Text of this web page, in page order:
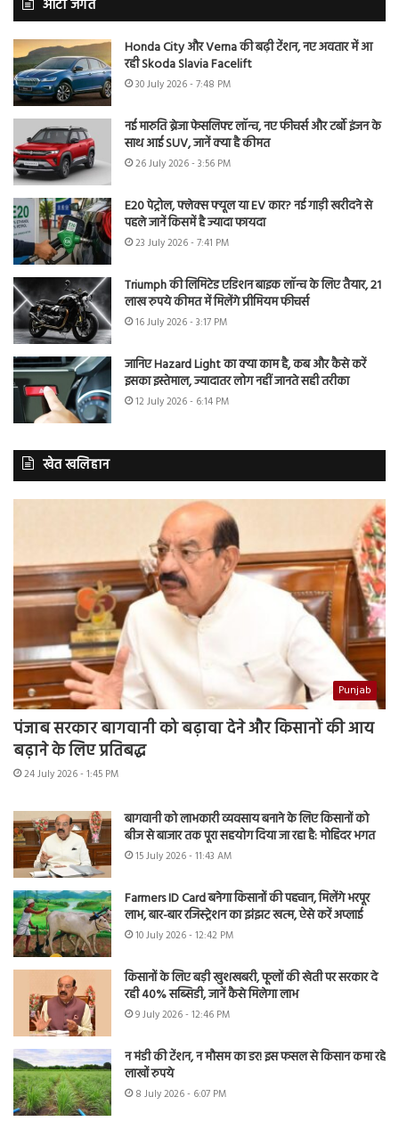
ऑटो जगत
Honda City और Verna की बढ़ी टेंशन, नए अवतार में आ
रही Skoda Slavia Facelift
30 July 2026 - 7:48 PM
नई मारुति ब्रेजा फेसलिफ्ट लॉन्च, नए फीचर्स और टर्बो इंजन के
साथ आई SUV, जानें क्या है कीमत
26 July 2026 - 3:56 PM
E20 पेट्रोल, फ्लेक्स फ्यूल या EV कार? नई गाड़ी खरीदने से
पहले जानें किसमें है ज्यादा फायदा
23 July 2026 - 7:41 PM
Triumph की लिमिटेड एडिशन बाइक लॉन्च के लिए तैयार, 21
लाख रुपये कीमत में मिलेंगे प्रीमियम फीचर्स
16 July 2026 - 3:17 PM
जानिए Hazard Light का क्या काम है, कब और कैसे करें
इसका इस्तेमाल, ज्यादातर लोग नहीं जानते सही तरीका
12 July 2026 - 6:14 PM
खेत खलिहान
Punjab
पंजाब सरकार बागवानी को बढ़ावा देने और किसानों की आय
बढ़ाने के लिए प्रतिबद्ध
24 July 2026 - 1:45 PM
बागवानी को लाभकारी व्यवसाय बनाने के लिए किसानों को
बीज से बाजार तक पूरा सहयोग दिया जा रहा है: मोहिंदर भगत
15 July 2026 - 11:43 AM
Farmers ID Card बनेगा किसानों की पहचान, मिलेंगे भरपूर
लाभ, बार-बार रजिस्ट्रेशन का झंझट खत्म, ऐसे करें अप्लाई
10 July 2026 - 12:42 PM
किसानों के लिए बड़ी खुशखबरी, फूलों की खेती पर सरकार दे
रही 40% सब्सिडी, जानें कैसे मिलेगा लाभ
9 July 2026 - 12:46 PM
न मंडी की टेंशन, न मौसम का डर! इस फसल से किसान कमा रहे
लाखों रुपये
8 July 2026 - 6:07 PM